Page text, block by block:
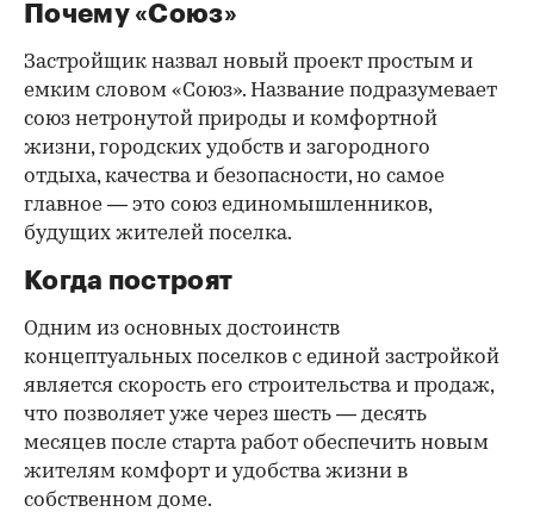
Почему «Союз»
Застройщик назвал новый проект простым и
емким словом «Союз». Название подразумевает
союз нетронутой природы и комфортной
жизни, городских удобств и загородного
отдыха, качества и безопасности, но самое
главное — это союз единомышленников,
будущих жителей поселка.
Когда построят
Одним из основных достоинств
концептуальных поселков с единой застройкой
является скорость его строительства и продаж,
что позволяет уже через шесть — десять
месяцев после старта работ обеспечить новым
жителям комфорт и удобства жизни в
собственном доме.